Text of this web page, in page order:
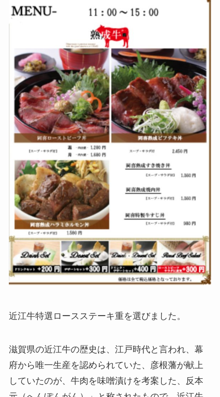
近江牛特選ロースステーキ重を選びました。
滋賀県の近江牛の歴史は、江戸時代と言われ、幕
府から唯一生産を認められていた、彦根藩が献上
していたのが、牛肉を味噌漬けを考案した、反本